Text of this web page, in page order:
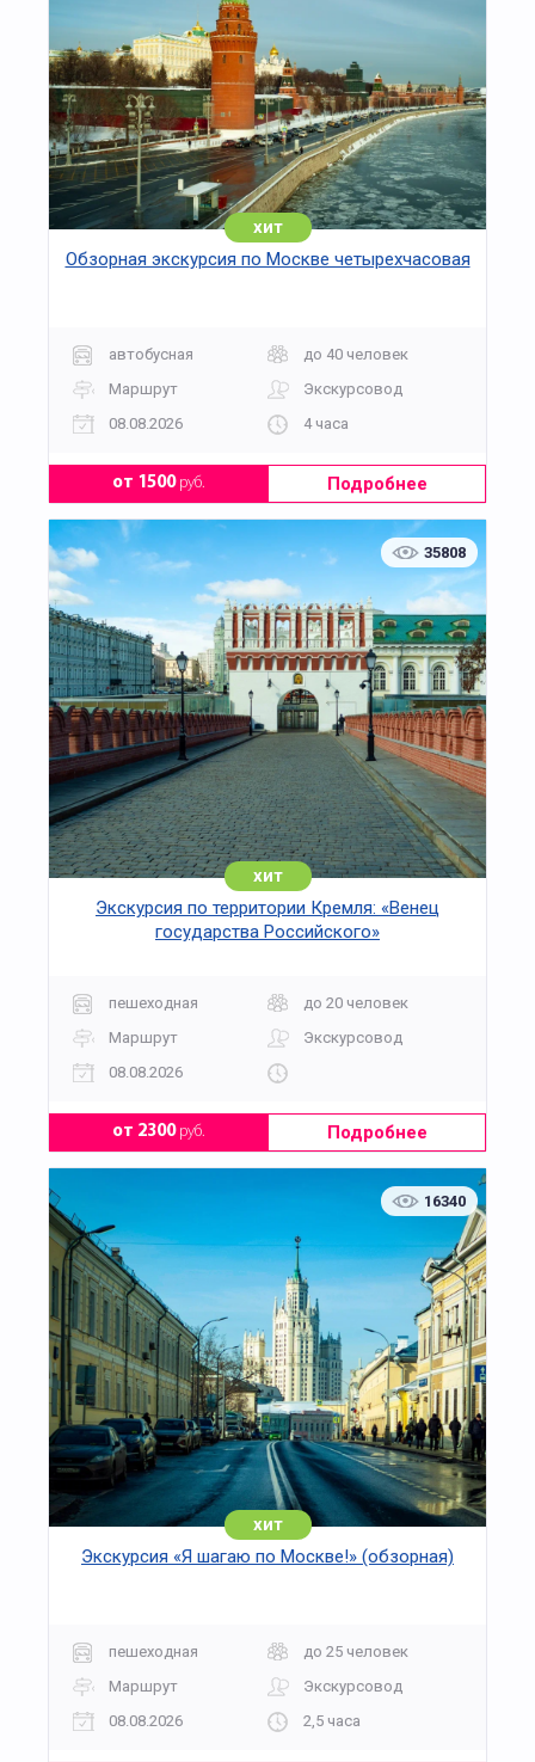
хит
Обзорная экскурсия по Москве четырехчасовая
автобусная
до 40 человек
Маршрут
Экскурсовод
08.08.2026
4 часа
от 1500руб. Подробнее
35808
хит
Экскурсия по территории Кремля: «Венец
государства Российского»
пешеходная
до 20 человек
Маршрут
Экскурсовод
08.08.2026
от 2300руб. Подробнее
16340
хит
Экскурсия «Я шагаю по Москве!» (обзорная)
пешеходная
до 25 человек
Маршрут
Экскурсовод
08.08.2026
2,5 часа